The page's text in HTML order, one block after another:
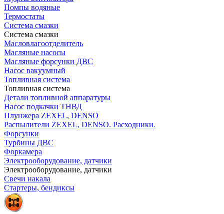
Помпы водяные
Термостаты
Система смазки
Система смазки
Масловлагоотделитель
Масляные насосы
Масляные форсунки ДВС
Насос вакуумный
Топливная система
Топливная система
Детали топливной аппаратуры
Насос подкачки ТНВД
Плунжера ZEXEL, DENSO
Распылители ZEXEL, DENSO. Расходники.
Форсунки
Турбины ДВС
Форкамера
Электрооборудование, датчики
Электрооборудование, датчики
Свечи накала
Стартеры, бендиксы